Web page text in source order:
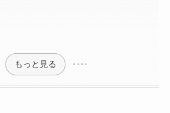
もっと見る